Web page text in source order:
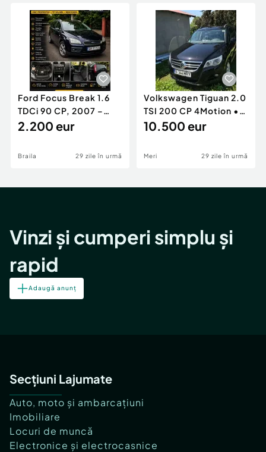
Servicii
Animale de companie
Afaceri și echipamente profesionale
Inchiriere Bunuri si Vehicule
Utilaje agricole si industriale
Piese auto si accesorii
Dacia Duster
Ford Focus Break 1.6
TDCi 90 CP, 2007 –
Unic proprietar, ITP
2.200 eur
Braila 29 zile în urmă
Volkswagen Tiguan 2.0
TSI 200 CP 4Motion •
2009 • Manual •
10.500 eur
Meri 29 zile în urmă
Vinzi și cumperi simplu și
rapid
Adaugă anunț
Secțiuni Lajumate
Auto, moto și ambarcațiuni
Imobiliare
Locuri de muncă
Electronice și electrocasnice